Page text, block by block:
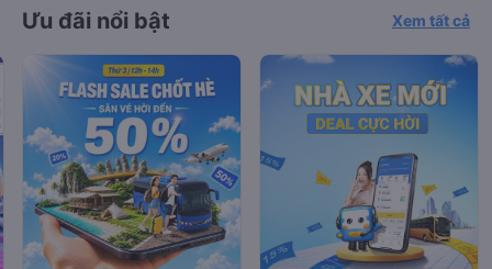
Ưu đãi nổi bật Xem tất cả